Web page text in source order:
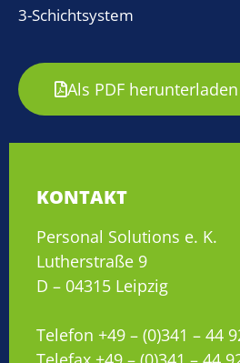
3-Schichtsystem
Als PDF herunterladen
KONTAKT
Personal Solutions e. K.
Lutherstraße 9
D – 04315 Leipzig
Telefon +49 – (0)341 – 44